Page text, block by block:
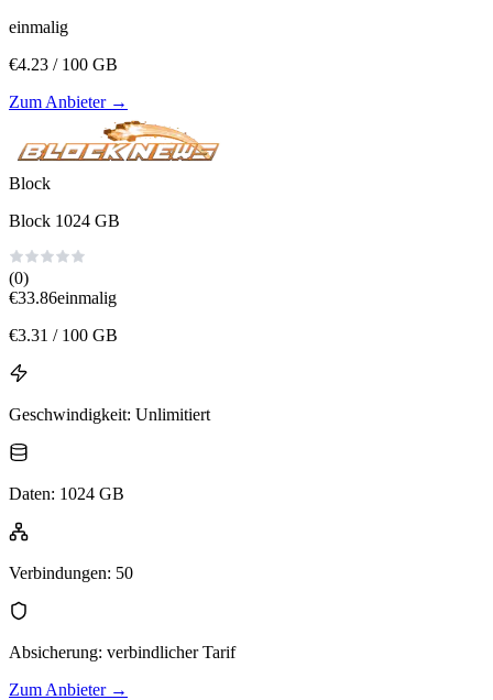
einmalig
€4.23 / 100 GB
Zum Anbieter→
Block
Block 1024 GB
(0)
€33.86einmalig
€3.31 / 100 GB
Geschwindigkeit: Unlimitiert
Daten: 1024 GB
Verbindungen: 50
Absicherung: verbindlicher Tarif
Zum Anbieter→